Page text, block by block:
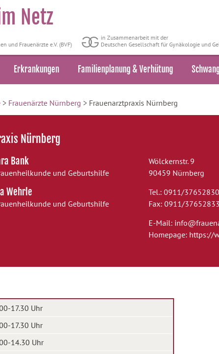
Netz
und Frauenärzte e.V. (BVF)
in Zusammenarbeit mit der
Deutschen Gesellschaft für Gynäkologie und
Erkrankungen Familienplanung & Verhütung
> Frauenärzte Nürnberg > Frauenarztpraxis Nürnberg
Nürnberg
Bank
und Geburtshilfe
Wehrle
und Geburtshilfe
Wölckernstr. 9
90459 Nürnberg
Tel.: 0911/37652830
Fax: 0911/
E-Mail:
Homepage: https://
17.30 Uhr
17.30 Uhr
14.30 Uhr